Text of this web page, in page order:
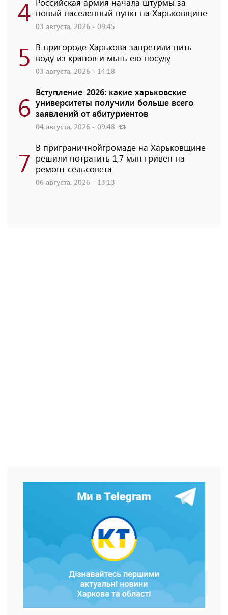
4 новый населенный пункт на Харьковщине
03 августа, 2026 - 09:45
5 В пригороде Харькова запретили пить
воду из кранов и мыть ею посуду
03 августа, 2026 - 14:18
6 Вступление-2026: какие харьковские
университеты получили больше всего
заявлений от абитуриентов
04 августа, 2026 - 09:48
7 В приграничнойгромаде на Харьковщине
решили потратить 1,7 млн ​​гривен на
ремонт сельсовета
06 августа, 2026 - 13:13